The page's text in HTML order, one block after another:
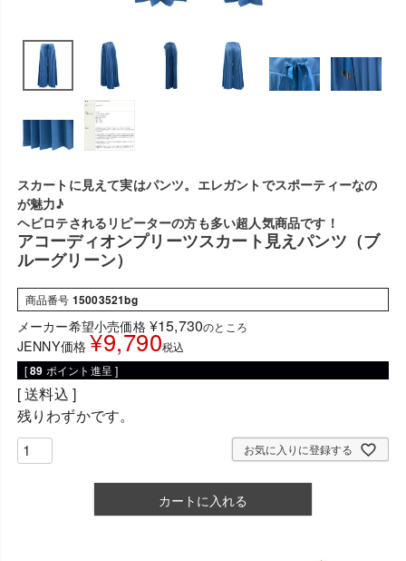
スカートに見えて実はパンツ。エレガントでスポーティーなの
が魅力♪
ヘビロテされるリピーターの方も多い超人気商品です！
アコーディオンプリーツスカート見えパンツ（ブ
ルーグリーン）
商品番号 15003521bg
メーカー希望小売価格 ¥15,730のところ
JENNY価格 ¥9,790税込
[89 ポイント進呈 ]
送料込
残りわずかです。
お気に入りに登録する
カートに入れる